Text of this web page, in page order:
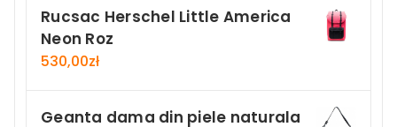
Rucsac Herschel Little America
Neon Roz
530,00zł
Geanta dama din piele naturala